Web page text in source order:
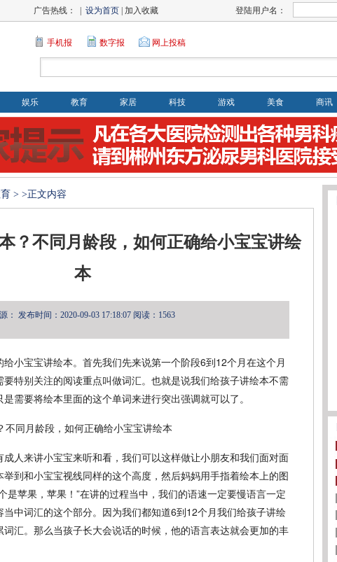
广告热线： | 设为首页 | 加入收藏 登陆用户名：
手机报 数字报 网上投稿
娱乐 教育 家居 科技 游戏 美食 商讯
> >正文内容
？不同月龄段，如何正确给小宝宝讲绘
本
： 发布时间：2020-09-03 17:18:07 阅读：1563
小宝宝讲绘本。首先我们先来说第一个阶段6到12个月在这个月
特别关注的阅读重点叫做词汇。也就是说我们给孩子讲绘本不需
需要将绘本里面的这个单词来进行突出强调就可以了。
人来讲小宝宝来听和看，我们可以这样做让小朋友和我们面对面
到和小宝宝视线同样的这个高度，然后妈妈用手指着绘本上的图
是苹果，苹果！”在讲的过程当中，我们的语速一定要慢语言一定
中词汇的这个部分。因为我们都知道6到12个月我们给孩子讲绘
汇。那么当孩子长大会说话的时候，他的语言表达就会更加的丰